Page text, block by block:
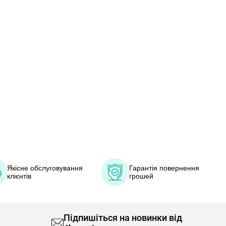
Якісне обслуговування
клієнтів
Гарантія повернення
грошей
Підпишіться на новинки від